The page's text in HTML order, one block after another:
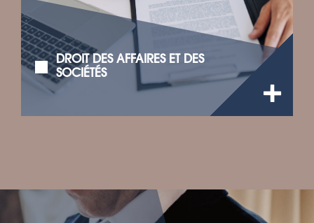
DROIT DES AFFAIRES ET DES
SOCIÉTÉS